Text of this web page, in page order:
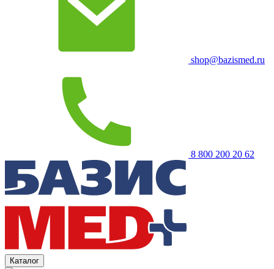
shop@bazismed.ru
8 800 200 20 62
Каталог